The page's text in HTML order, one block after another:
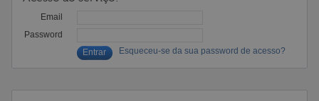
Email
Password
Esqueceu-se da sua password de acesso?